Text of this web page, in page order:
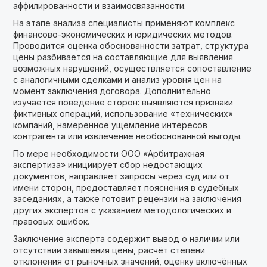
аффилированности и взаимосвязанности.
На этапе анализа специалисты применяют комплекс
финансово-экономических и юридических методов.
Проводится оценка обоснованности затрат, структура
цены разбивается на составляющие для выявления
возможных нарушений, осуществляется сопоставление
с аналогичными сделками и анализ уровня цен на
момент заключения договора. Дополнительно
изучается поведение сторон: выявляются признаки
фиктивных операций, использование «технических»
компаний, намеренное ущемление интересов
контрагента или извлечение необоснованной выгоды.
По мере необходимости ООО «Арбитражная
экспертиза» инициирует сбор недостающих
документов, направляет запросы через суд или от
имени сторон, предоставляет пояснения в судебных
заседаниях, а также готовит рецензии на заключения
других экспертов с указанием методологических и
правовых ошибок.
Заключение эксперта содержит вывод о наличии или
отсутствии завышения цены, расчёт степени
отклонения от рыночных значений, оценку включённых